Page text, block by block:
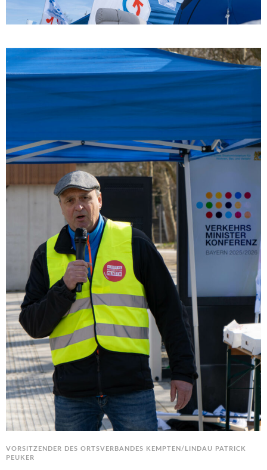
VORSITZENDER DES ORTSVERBANDES KEMPTEN/LINDAU PATRICK
PEUKER